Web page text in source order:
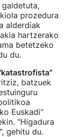
prozedura
alderdiak
hartzerako
betetzeko
du.
batzuek
Euskadi"
"Higadura
gehitu du.